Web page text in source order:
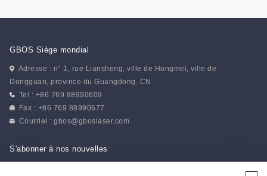
GBOS Siège mondial
Adresse : n° 1, rue Liansheng, ville de Hongmei, ville de
Dongguan, province du Guangdong. CN
Tel : +86 769 88990609
Fax : +86 769 88990677
Courriel :gbos@gboslaser.com
S'abonner à nos nouvelles